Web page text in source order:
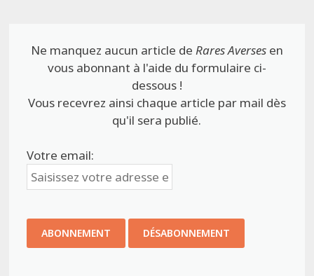
Ne manquez aucun article de Rares Aversesen
vous abonnant à l'aide du formulaire ci-
dessous !
Vous recevrez ainsi chaque article par mail dès
qu'il sera publié.
Votre email: